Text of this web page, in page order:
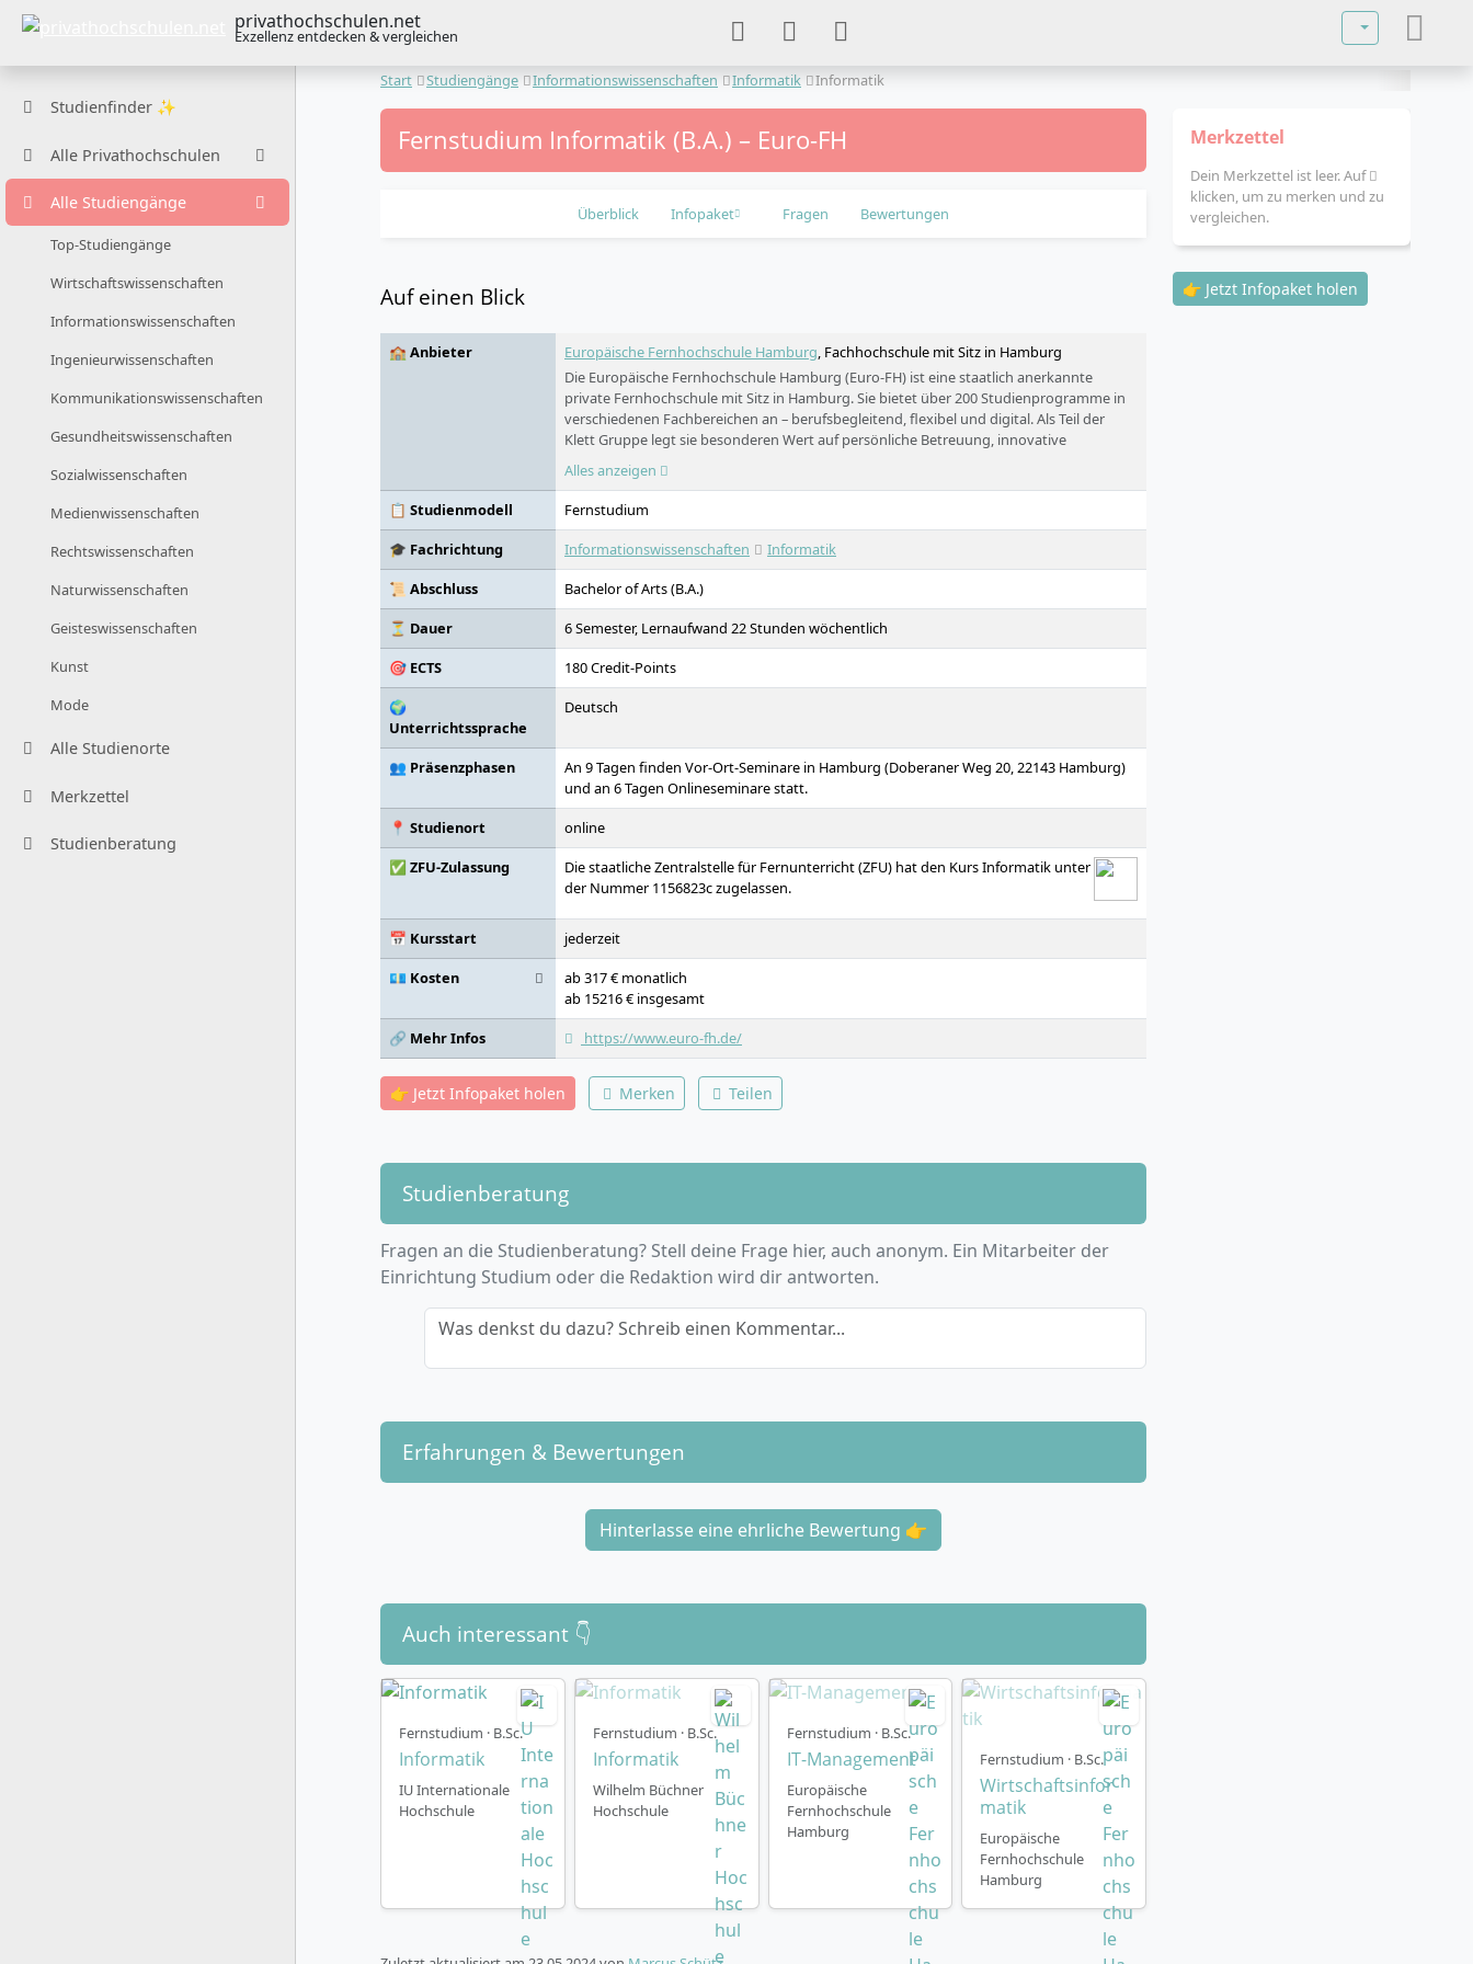
privathochschulen.net
Exzellenz entdecken & vergleichen
Sprache
Studienfinder ✨
Alle Privathochschulen
Alle Studiengänge
Top-Studiengänge
Wirtschaftswissenschaften
Informationswissenschaften
Ingenieurwissenschaften
Kommunikationswissenschaften
Gesundheitswissenschaften
Sozialwissenschaften
Medienwissenschaften
Rechtswissenschaften
Naturwissenschaften
Geisteswissenschaften
Kunst
Mode
Alle Studienorte
Merkzettel
Studienberatung
Start Studiengänge Informationswissenschaften Informatik Informatik
Fernstudium Informatik (B.A.) – Euro-FH
Überblick Infopaket Fragen Bewertungen
Auf einen Blick
🏫 Anbieter Europäische Fernhochschule Hamburg, Fachhochschule mit Sitz in Hamburg
Die Europäische Fernhochschule Hamburg (Euro-FH) ist eine staatlich anerkannte
private Fernhochschule mit Sitz in Hamburg. Sie bietet über 200 Studienprogramme in
verschiedenen Fachbereichen an – berufsbegleitend, flexibel und digital. Als Teil der
Klett Gruppe legt sie besonderen Wert auf persönliche Betreuung, innovative
Lernformate wie die KI-Lernbegleiterin KILEA und internationale Studienoptionen. Die
Euro-FH ermöglicht ein Studium auch ohne Abitur sowie den Zugang zum
Masterstudium ohne Erststudium.
Alles anzeigen
📋 Studienmodell
Fernstudium
🎓 Fachrichtung
Informationswissenschaften
Informatik
📜 Abschluss
Bachelor of Arts (B.A.)
⏳ Dauer
6 Semester, Lernaufwand 22 Stunden wöchentlich
🎯 ECTS
180 Credit-Points
🌍
Unterrichtssprache
Deutsch
👥 Präsenzphasen
An 9 Tagen finden Vor-Ort-Seminare in Hamburg (Doberaner Weg 20, 22143 Hamburg)
und an 6 Tagen Onlineseminare statt.
📍 Studienort
online
✅ ZFU-Zulassung
Die staatliche Zentralstelle für Fernunterricht (ZFU) hat den Kurs Informatik unter
der Nummer 1156823c zugelassen.
📅 Kursstart
jederzeit
💶 Kosten
ab 317 € monatlich
ab 15216 € insgesamt
🔗 Mehr Infos
https://www.euro-fh.de/
👉 Jetzt Infopaket holen Merken Teilen
Studienberatung
Fragen an die Studienberatung? Stell deine Frage hier, auch anonym. Ein Mitarbeiter der
Einrichtung Studium oder die Redaktion wird dir antworten.
Was denkst du dazu? Schreib einen Kommentar...
Erfahrungen & Bewertungen
Hinterlasse eine ehrliche Bewertung 👉
Auch interessant 👇
Fernstudium · B.Sc.
Informatik
IU Internationale
Hochschule
Fernstudium · B.Sc.
Informatik
Wilhelm Büchner
Hochschule
Fernstudium · B.Sc.
IT-Management
Europäische
Fernhochschule
Hamburg
Fernstudium · B.Sc.
Wirtschaftsinfor
matik
Europäische
Fernhochschule
Hamburg
Merkzettel
Dein Merkzettel ist leer. Auf
klicken, um zu merken und zu
vergleichen.
👉 Jetzt Infopaket holen